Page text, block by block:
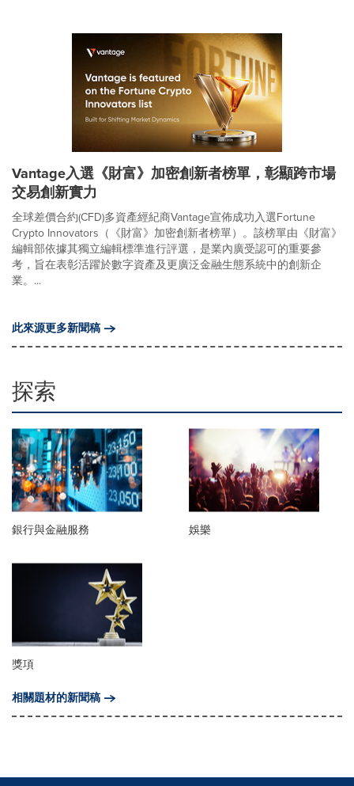
Vantage入選《財富》加密創新者榜單，彰顯跨市場
交易創新實力
全球差價合約(CFD)多資產經紀商Vantage宣佈成功入選Fortune
Crypto Innovators（《財富》加密創新者榜單）。該榜單由《財富》
編輯部依據其獨立編輯標準進行評選，是業內廣受認可的重要參
考，旨在表彰活躍於數字資產及更廣泛金融生態系統中的創新企
業。...
此來源更多新聞稿
探索
銀行與金融服務 娛樂
獎項
相關題材的新聞稿